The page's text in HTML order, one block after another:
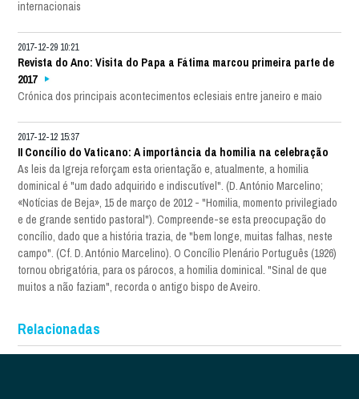
internacionais
2017-12-29 10:21
Revista do Ano: Visita do Papa a Fátima marcou primeira parte de
2017
Crónica dos principais acontecimentos eclesiais entre janeiro e maio
2017-12-12 15:37
II Concílio do Vaticano: A importância da homilia na celebração
As leis da Igreja reforçam esta orientação e, atualmente, a homilia
dominical é "um dado adquirido e indiscutível". (D. António Marcelino;
«Notícias de Beja», 15 de março de 2012 - "Homilia, momento privilegiado
e de grande sentido pastoral"). Compreende-se esta preocupação do
concílio, dado que a história trazia, de "bem longe, muitas falhas, neste
campo". (Cf. D. António Marcelino). O Concílio Plenário Português (1926)
tornou obrigatória, para os párocos, a homilia dominical. "Sinal de que
muitos a não faziam", recorda o antigo bispo de Aveiro.
Relacionadas